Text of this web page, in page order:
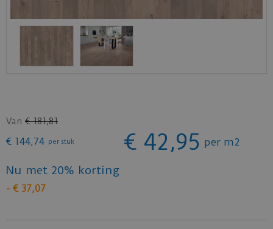
Van € 181,81
€ 144,74 per stuk € 42,95 per m2
Nu met 20% korting
- € 37,07